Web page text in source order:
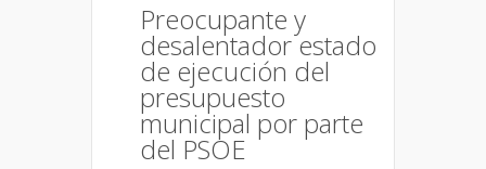
Preocupante y
desalentador estado
de ejecución del
presupuesto
municipal por parte
del PSOE